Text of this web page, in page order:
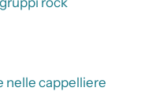
nelle cappelliere